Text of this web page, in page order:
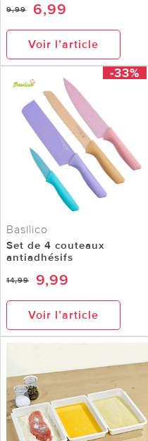
9,99 6,99
Voir l’article
-33%
Basilico
Set de 4 couteaux
antiadhésifs
14,99 9,99
Voir l’article